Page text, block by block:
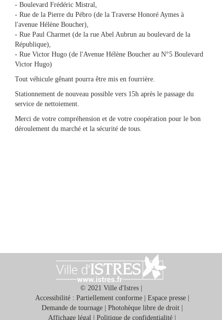
- Boulevard Frédéric Mistral,
- Rue de la Pierre du Pébro (de la Traverse Honoré Aymes à
l'avenue Hélène Boucher),
- Rue Paul Charmet (de la rue Abel Aubrun au boulevard de la
République),
- Rue Victor Hugo (de l'Avenue Hélène Boucher au N°5 Boulevard
Victor Hugo)
Tout véhicule gênant pourra être mis en fourrière.
Stationnement de nouveau possible vers 15h après le passage du
service de nettoiement.
Merci de votre compréhension et de votre coopération pour le bon
déroulement du marché et la sécurité de tous.
© 2021 Ville d'Istres |
Accessibilité : Partiellement conforme| Espace presse|
Demande de tournage| Photohèque libre de droit|
Affichage légal
Politique de confidentialité